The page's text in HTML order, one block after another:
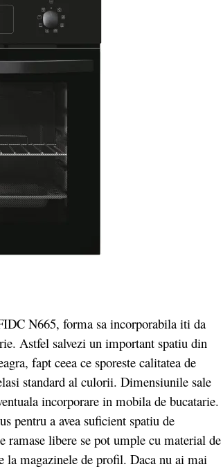
N665, forma sa incorporabila iti da
Astfel salvezi un important spatiu din
fapt ceea ce sporeste calitatea de
standard al culorii. Dimensiunile sale
incorporare in mobila de bucatarie.
pentru a avea suficient spatiu de
libere se pot umple cu material de
la magazinele de profil. Daca nu ai mai